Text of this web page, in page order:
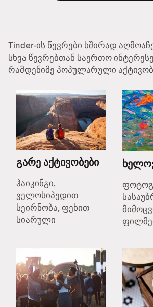
Tinder-ის წევრები ხშირად
სხვა წევრებთან საერთო
რამდენიმე პოპულარული
გარე აქტივობები
ჰაიკინგი,
ველოსიპედით
სეირნობა, ფეხით
სიარული